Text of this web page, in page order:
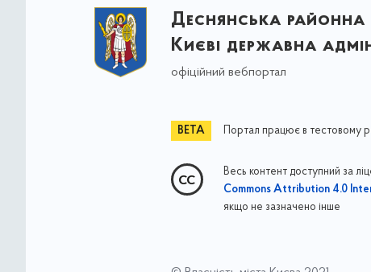
Деснянська районна
Києві державна
офіційний вебпортал
Портал працює в тестовому
Весь контент доступний за
Commons Attribution 4.0
якщо не зазначено інше